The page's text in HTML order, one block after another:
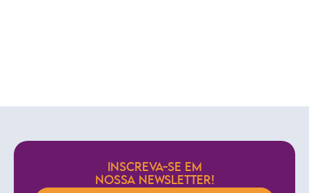
INSCREVA-SE EM
NOSSA NEWSLETTER!